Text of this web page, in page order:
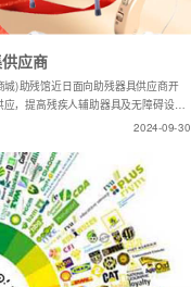
应商
城)助残馆近日面向助残器具供应商开
，提高残疾人辅助器具及无障碍设施
2024-09-30